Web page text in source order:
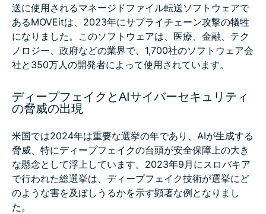
送に使用されるマネージドファイル転送ソフトウェアで
あるMOVEitは、2023年にサプライチェーン攻撃の犠牲
になりました。このソフトウェアは、医療、金融、テク
ノロジー、政府などの業界で、1,700社のソフトウェア会
社と350万人の開発者によって使用されています。
ディープフェイクとAIサイバーセキュリティ
の脅威の出現
米国では2024年は重要な選挙の年であり、AIが生成する
脅威、特にディープフェイクの台頭が安全保障上の大き
な懸念として浮上しています。2023年9月にスロバキア
で行われた総選挙は、ディープフェイク技術が選挙にど
のような害を及ぼしうるかを示す顕著な例となりまし
た。